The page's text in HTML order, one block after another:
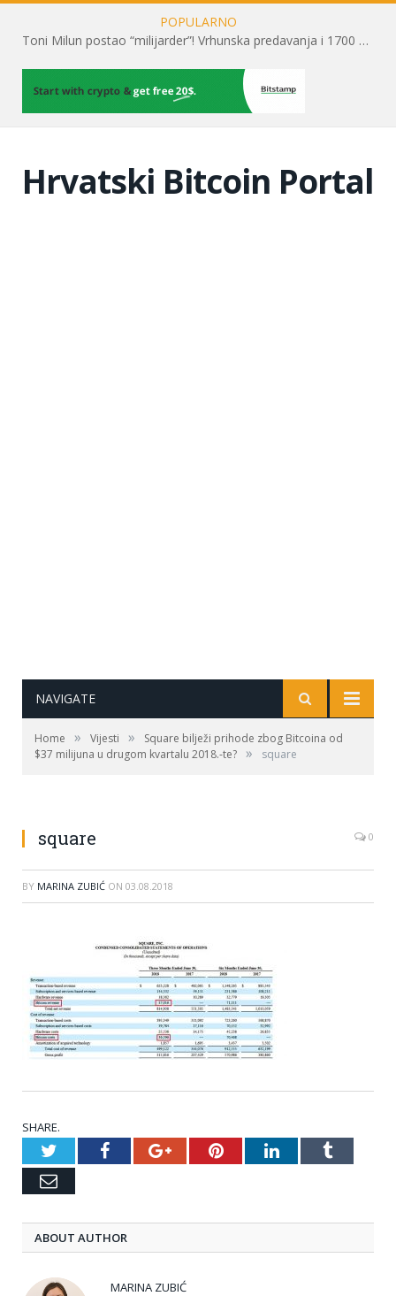
POPULARNO
Toni Milun postao “milijarder”! Vrhunska predavanja i 1700 posjetitelja obilježili su mjesec financijske pismenosti
Hrvatski Bitcoin Portal
NAVIGATE
Home » Vijesti »
Square bilježi prihode zbog Bitcoina od
$37 milijuna u drugom kvartalu 2018.-te? » square
square 0
BY MARINA ZUBIĆ ON 03.08.2018
SHARE.
TwitterFacebookGoogle+PinterestLinkedInTumblr
Email
ABOUT AUTHOR
MARINA ZUBIĆ